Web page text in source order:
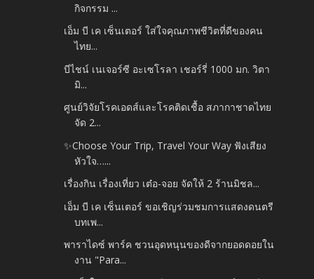
กิจกรรม ...
เอ็ม บี เค เซ็นเตอร์ ใส่ใจคุณภาพชีวิตที่ดีของคน
ไทย...
บีไชน์ เนเจอร์ซี อะเซโรลา เชอร์รี่ 1000 มก. วิตา
มิ...
ศูนย์วิจัยโรคเอดส์และโรคติดเชื้อ สภากาชาดไทย
จัด 2...
✨Choose Your Trip, Travel Your Way ฟังเสียง
หัวใจ…...
เรื่องกิน เรื่องเที่ยว เต๋อ-จอย จัดให้ 2 ร้านมิชล...
เอ็ม บี เค เซ็นเตอร์ ขอเชิญร่วมชมการแสดงดนตรี
บทเพ...
พาราไดซ์ พาร์ค ชวนอุดหนุนของดีจากยอดดอยใน
งาน "Para...